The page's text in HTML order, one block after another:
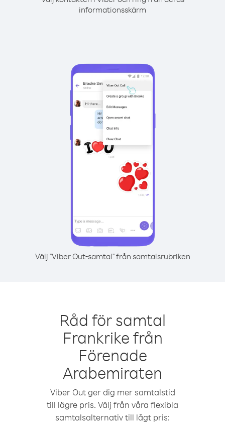
informationsskärm
Välj "Viber Out-samtal" från samtalsrubriken
Råd för samtal
Frankrike från
Förenade
Arabemiraten
Viber Out ger dig mer samtalstid
till lägre pris. Välj från våra flexibla
samtalsalternativ till lågt pris: